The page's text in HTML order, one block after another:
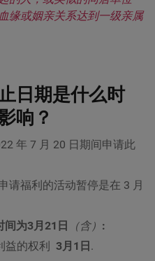
缘或姻亲关系达到一级亲属
日期是什么时
响？
年 7 月 20 日期间申请此
请福利的活动暂停是在 3 月
间为3月21日 （含） :
益的权利 3月1日 .